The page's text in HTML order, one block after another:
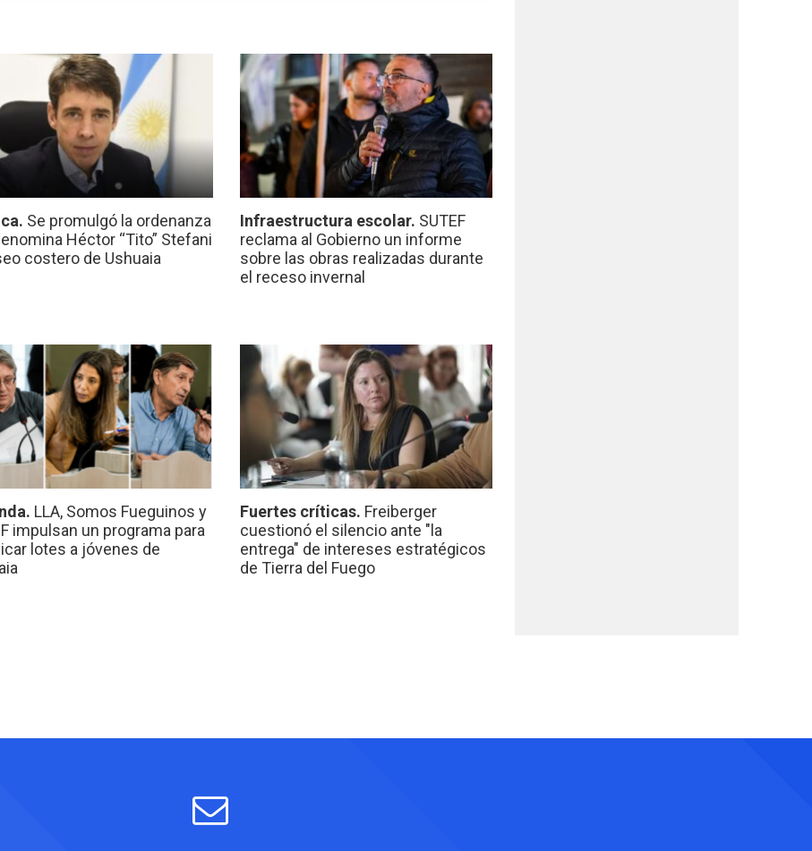
Se promulgó la ordenanza
Héctor “Tito” Stefani
costero de Ushuaia
Infraestructura escolar. SUTEF
reclama al Gobierno un informe
sobre las obras realizadas durante
el receso invernal
LLA, Somos Fueguinos y
impulsan un programa para
lotes a jóvenes de
Fuertes críticas. Freiberger
cuestionó el silencio ante "la
entrega" de intereses estratégicos
de Tierra del Fuego